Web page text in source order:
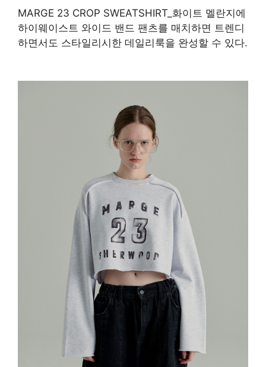
MARGE 23 CROP SWEATSHIRT_화이트 멜란지에
하이웨이스트 와이드 밴드 팬츠를 매치하면 트렌디
하면서도 스타일리시한 데일리룩을 완성할 수 있다.